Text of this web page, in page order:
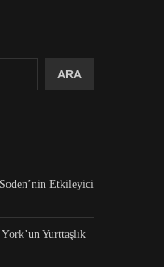
ARA
Etkileyici
Yurttaşlık